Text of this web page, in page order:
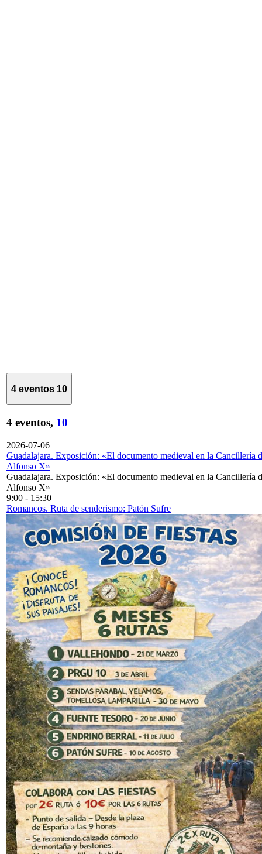
4 eventos 10
4 eventos, 10
2026-07-06
Guadalajara. Exposición: «El documento medieval en la Cancillería
Alfonso X»
Guadalajara. Exposición: «El documento medieval en la Cancillería
Alfonso X»
9:00 - 15:30
Romancos. Ruta de senderismo: Patón Sufre